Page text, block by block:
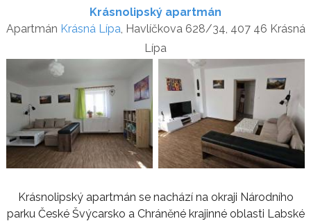
Krásnolipský apartmán
Apartmán Krásná Lípa , Havlíčkova 628/34, 407 46 Krásná
Lípa
Krásnolipský apartmán se nachází na okraji Národního
parku České Švýcarsko a Chráněné krajinné oblasti Labské